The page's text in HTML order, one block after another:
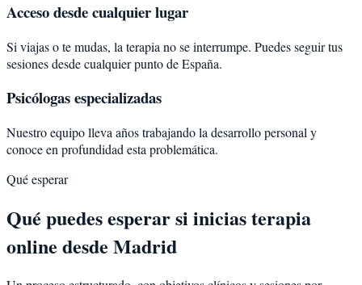
Acceso desde cualquier lugar
Si viajas o te mudas, la terapia no se interrumpe. Puedes seguir tus
sesiones desde cualquier punto de España.
Psicólogas especializadas
Nuestro equipo lleva años trabajando la desarrollo personal y
conoce en profundidad esta problemática.
Qué esperar
Qué puedes esperar si inicias terapia
online desde Madrid